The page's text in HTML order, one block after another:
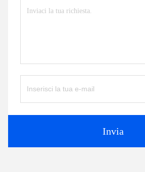
Invia